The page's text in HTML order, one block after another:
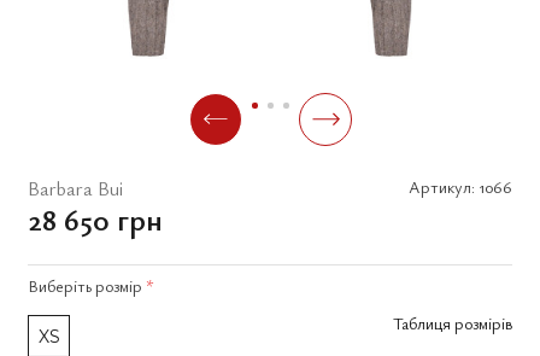
Barbara Bui Артикул: 1066
28 650 грн
Виберіть розмір *
XS
Таблиця розмірів